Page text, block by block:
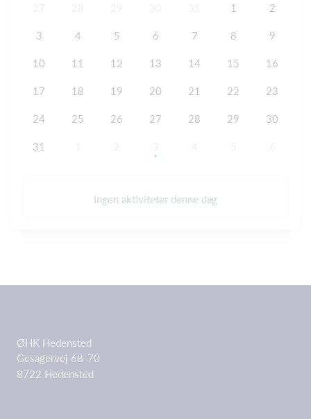
1 2
3 4 5 6 7 8 9
10 11 12 13 14 15 16
17 18 19 20 21 22 23
24 25 26 27 28 29 30
31
Ingen aktiviteter denne dag
ØHK Hedensted
Gesagervej 68-70
8722 Hedensted